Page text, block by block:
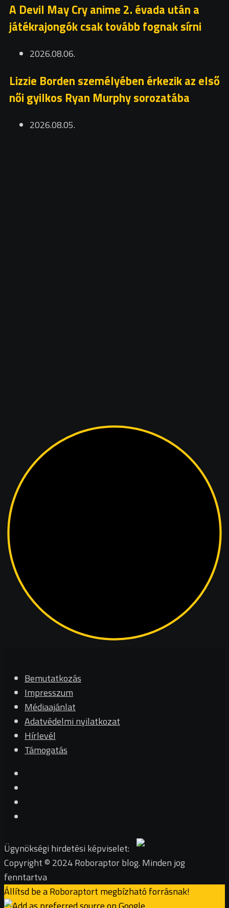
A Devil May Cry anime 2. évada után a
játékrajongók csak tovább fognak sírni
2026.08.06.
Lizzie Borden személyében érkezik az első
női gyilkos Ryan Murphy sorozatába
2026.08.05.
Bemutatkozás
Impresszum
Médiaajánlat
Adatvédelmi nyilatkozat
Hírlevél
Támogatás
Ügynökségi hirdetési képviselet:
Copyright © 2024 Roboraptor blog. Minden jog
fenntartva
Állítsd be a Roboraptort megbízható forrásnak!